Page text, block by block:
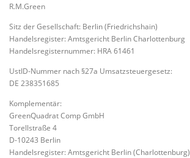
R.M.Green
Sitz der Gesellschaft: Berlin (Friedrichshain)
Handelsregister: Amtsgericht Berlin Charlottenburg
Handelsregisternummer: HRA 61461
UstID-Nummer nach §27a Umsatzsteuergesetz:
DE 238351685
Komplementär:
GreenQuadrat Comp GmbH
Torellstraße 4
D-10243 Berlin
Handelsregister: Amtsgericht Berlin (Charlottenburg)